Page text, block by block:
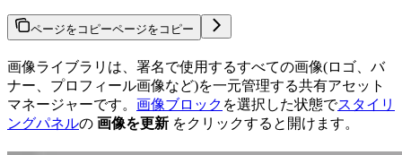
ページをコピーページをコピー
画像ライブラリは、署名で使用するすべての画像(ロゴ、バ
ナー、プロフィール画像など)を一元管理する共有アセット
マネージャーです。 画像ブロック を選択した状態でスタイリ
ングパネルの 画像を更新 をクリックすると開けます。